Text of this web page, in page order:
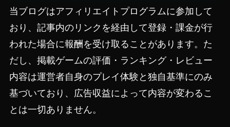
当ブログはアフィリエイトプログラムに参加して
おり、記事内のリンクを経由して登録・課金が行
われた場合に報酬を受け取ることがあります。た
だし、掲載ゲームの評価・ランキング・レビュー
内容は運営者自身のプレイ体験と独自基準にのみ
基づいており、広告収益によって内容が変わるこ
とは一切ありません。